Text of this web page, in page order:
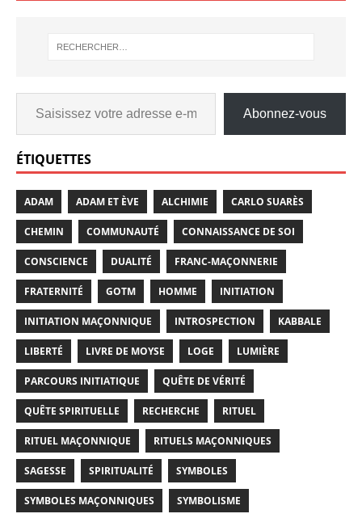
Abonnez-vous
ÉTIQUETTES
ADAM ADAM ET ÈVE ALCHIMIE CARLO SUARÈS
CHEMIN COMMUNAUTÉ CONNAISSANCE DE SOI
CONSCIENCE DUALITÉ FRANC-MAÇONNERIE
FRATERNITÉ GOTM HOMME INITIATION
INITIATION MAÇONNIQUE INTROSPECTION KABBALE
LIBERTÉ LIVRE DE MOYSE LOGE LUMIÈRE
PARCOURS INITIATIQUE QUÊTE DE VÉRITÉ
QUÊTE SPIRITUELLE RECHERCHE RITUEL
RITUEL MAÇONNIQUE RITUELS MAÇONNIQUES
SAGESSE SPIRITUALITÉ SYMBOLES
SYMBOLES MAÇONNIQUES SYMBOLISME